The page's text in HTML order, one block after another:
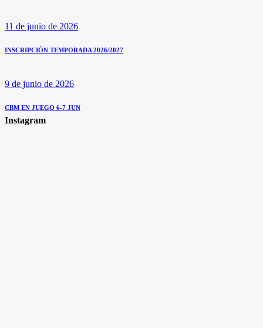
11 de junio de 2026
INSCRIPCIÓN TEMPORADA 2026/2027
9 de junio de 2026
CBM EN JUEGO 6-7 JUN
Instagram